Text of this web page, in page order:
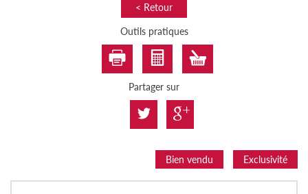
< Retour
Outils pratiques
Partager sur
Bien vendu Exclusivité